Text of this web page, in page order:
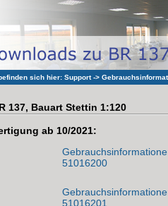
sich hier: Support->
137, Bauart Stettin 1:120
ab 10/2021:
51016200
51016201